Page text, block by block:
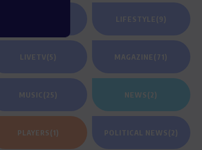
LIFESTYLE(9)
LIVETV(5) MAGAZINE(71)
MUSIC (25) NEWS(2)
PLAYERS(1) POLITICAL NEWS(2)